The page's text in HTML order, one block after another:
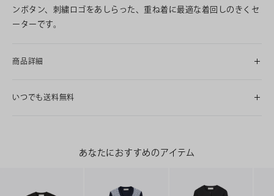
ンボタン、刺繍ロゴをあしらった、重ね着に最適な着回しのきくセ
ーターです。
商品詳細
いつでも送料無料
あなたにおすすめのアイテム